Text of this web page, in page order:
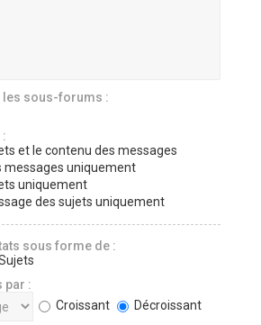
les sous-forums :
et le contenu des messages
messages uniquement
uniquement
des sujets uniquement
sous forme de :
par :
Croissant
Décroissant